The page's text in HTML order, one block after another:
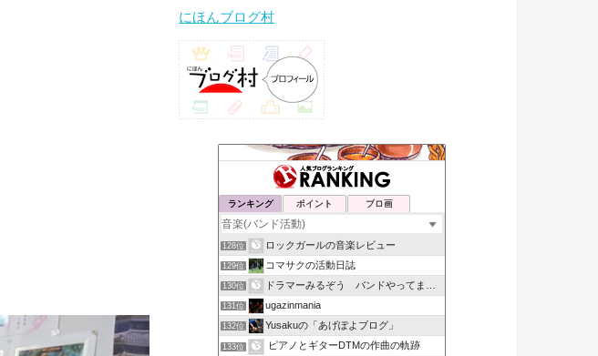
にほんブログ村
ランキング ポイント ブロ画
128位 ロックガールの音楽レビュー
129位 コマサクの活動日誌
130位 ドラマーみるぞう バンドやってまするぅ
131位 ugazinmania
132位 Yusakuの「あげぽよブログ」
133位 ピアノとギターDTMの作曲の軌跡